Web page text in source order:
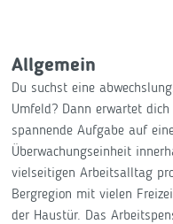
Allgemein
Du suchst eine
Umfeld? Dann erwartet
spannende Aufgabe auf
Überwachungseinheit
vielseitigen Arbeitsalltag
Bergregion mit vielen
der Haustür. Das